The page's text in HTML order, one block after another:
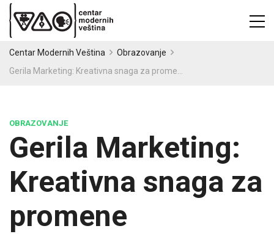
Centar Modernih Veština
Obrazovanje
OBRAZOVANJE
Gerila Marketing:
Kreativna snaga za
promene